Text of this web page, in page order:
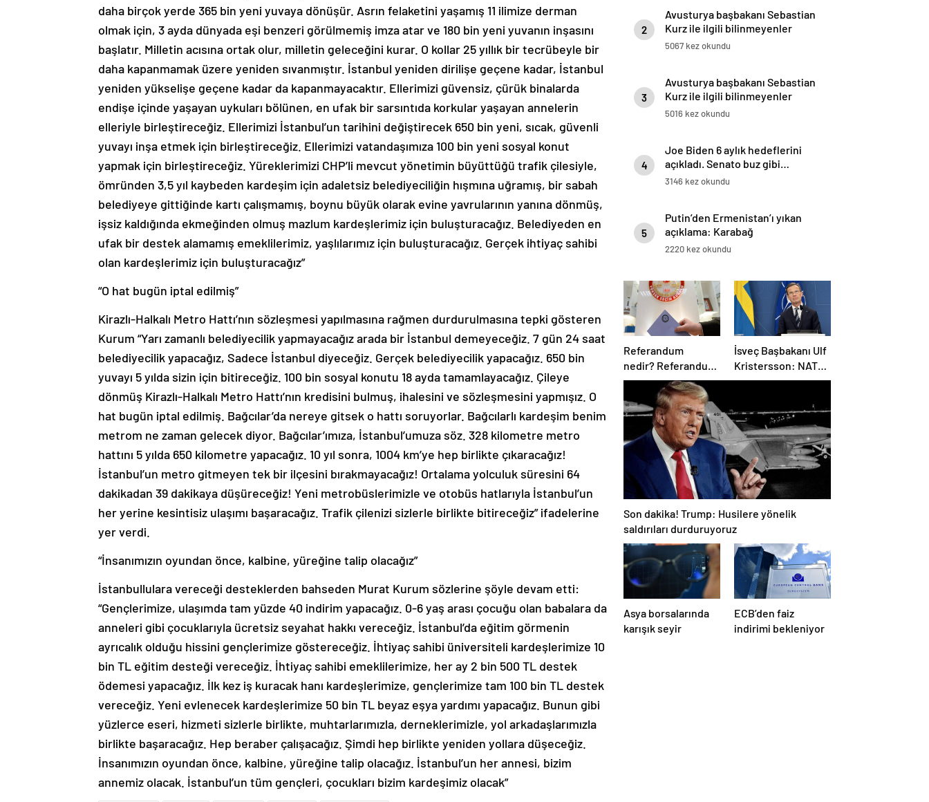
daha birçok yerde 365 bin yeni yuvaya dönüşür. Asrın felaketini yaşamış 11 ilimize derman
olmak için, 3 ayda dünyada eşi benzeri görülmemiş imza atar ve 180 bin yeni yuvanın inşasını
başlatır. Milletin acısına ortak olur, milletin geleceğini kurar. O kollar 25 yıllık bir tecrübeyle bir
daha kapanmamak üzere yeniden sıvanmıştır. İstanbul yeniden dirilişe geçene kadar, İstanbul
yeniden yükselişe geçene kadar da kapanmayacaktır. Ellerimizi güvensiz, çürük binalarda
endişe içinde yaşayan uykuları bölünen, en ufak bir sarsıntıda korkular yaşayan annelerin
elleriyle birleştireceğiz. Ellerimizi İstanbul’un tarihini değiştirecek 650 bin yeni, sıcak, güvenli
yuvayı inşa etmek için birleştireceğiz. Ellerimizi vatandaşımıza 100 bin yeni sosyal konut
yapmak için birleştireceğiz. Yüreklerimizi CHP’li mevcut yönetimin büyüttüğü trafik çilesiyle,
ömründen 3,5 yıl kaybeden kardeşim için adaletsiz belediyeciliğin hışmına uğramış, bir sabah
belediyeye gittiğinde kartı çalışmamış, boynu büyük olarak evine yavrularının yanına dönmüş,
işsiz kaldığında ekmeğinden olmuş mazlum kardeşlerimiz için buluşturacağız. Belediyeden en
ufak bir destek alamamış emeklilerimiz, yaşlılarımız için buluşturacağız. Gerçek ihtiyaç sahibi
olan kardeşlerimiz için buluşturacağız”
“O hat bugün iptal edilmiş”
Kirazlı-Halkalı Metro Hattı’nın sözleşmesi yapılmasına rağmen durdurulmasına tepki gösteren
Kurum “Yarı zamanlı belediyecilik yapmayacağız arada bir İstanbul demeyeceğiz. 7 gün 24 saat
belediyecilik yapacağız, Sadece İstanbul diyeceğiz. Gerçek belediyecilik yapacağız. 650 bin
yuvayı 5 yılda sizin için bitireceğiz. 100 bin sosyal konutu 18 ayda tamamlayacağız. Çileye
dönmüş Kirazlı-Halkalı Metro Hattı’nın kredisini bulmuş, ihalesini ve sözleşmesini yapmışız. O
hat bugün iptal edilmiş. Bağcılar’da nereye gitsek o hattı soruyorlar. Bağcılarlı kardeşim benim
metrom ne zaman gelecek diyor. Bağcılar’ımıza, İstanbul’umuza söz. 328 kilometre metro
hattını 5 yılda 650 kilometre yapacağız. 10 yıl sonra, 1004 km’ye hep birlikte çıkaracağız!
İstanbul’un metro gitmeyen tek bir ilçesini bırakmayacağız! Ortalama yolculuk süresini 64
dakikadan 39 dakikaya düşüreceğiz! Yeni metrobüslerimizle ve otobüs hatlarıyla İstanbul’un
her yerine kesintisiz ulaşımı başaracağız. Trafik çilenizi sizlerle birlikte bitireceğiz” ifadelerine
yer verdi.
“İnsanımızın oyundan önce, kalbine, yüreğine talip olacağız”
İstanbullulara vereceği desteklerden bahseden Murat Kurum sözlerine şöyle devam etti:
“Gençlerimize, ulaşımda tam yüzde 40 indirim yapacağız. 0-6 yaş arası çocuğu olan babalara da
anneleri gibi çocuklarıyla ücretsiz seyahat hakkı vereceğiz. İstanbul’da eğitim görmenin
ayrıcalık olduğu hissini gençlerimize göstereceğiz. İhtiyaç sahibi üniversiteli kardeşlerimize 10
bin TL eğitim desteği vereceğiz. İhtiyaç sahibi emeklilerimize, her ay 2 bin 500 TL destek
ödemesi yapacağız. İlk kez iş kuracak hanı kardeşlerimize, gençlerimize tam 100 bin TL destek
vereceğiz. Yeni evlenecek kardeşlerimize 50 bin TL beyaz eşya yardımı yapacağız. Bunun gibi
yüzlerce eseri, hizmeti sizlerle birlikte, muhtarlarımızla, derneklerimizle, yol arkadaşlarımızla
birlikte başaracağız. Hep beraber çalışacağız. Şimdi hep birlikte yeniden yollara düşeceğiz.
İnsanımızın oyundan önce, kalbine, yüreğine talip olacağız. İstanbul’un her annesi, bizim
annemiz olacak. İstanbul’un tüm gençleri, çocukları bizim kardeşimiz olacak”
2
Avusturya başbakanı Sebastian
Kurz ile ilgili bilinmeyenler
5067 kez okundu
3
Avusturya başbakanı Sebastian
Kurz ile ilgili bilinmeyenler
5016 kez okundu
4
Joe Biden 6 aylık hedeflerini
açıkladı. Senato buz gibi…
3146 kez okundu
5
Putin’den Ermenistan’ı yıkan
açıklama: Karabağ
Azerbaycan’ın ayrılmaz bir
2220 kez okundu
Referandum
nedir? Referandumun
yapılma nedenleri
İsveç Başbakanı Ulf
Kristersson: NATO
ülkeleri savunma
artıracak
Son dakika! Trump: Husilere yönelik
saldırıları durduruyoruz
Asya borsalarında
karışık seyir
ECB’den faiz
indirimi bekleniyor